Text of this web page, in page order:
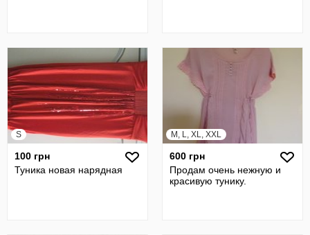
S
100 грн
Туника новая нарядная
M, L, XL, XXL
600 грн
Продам очень нежную и
красивую тунику.